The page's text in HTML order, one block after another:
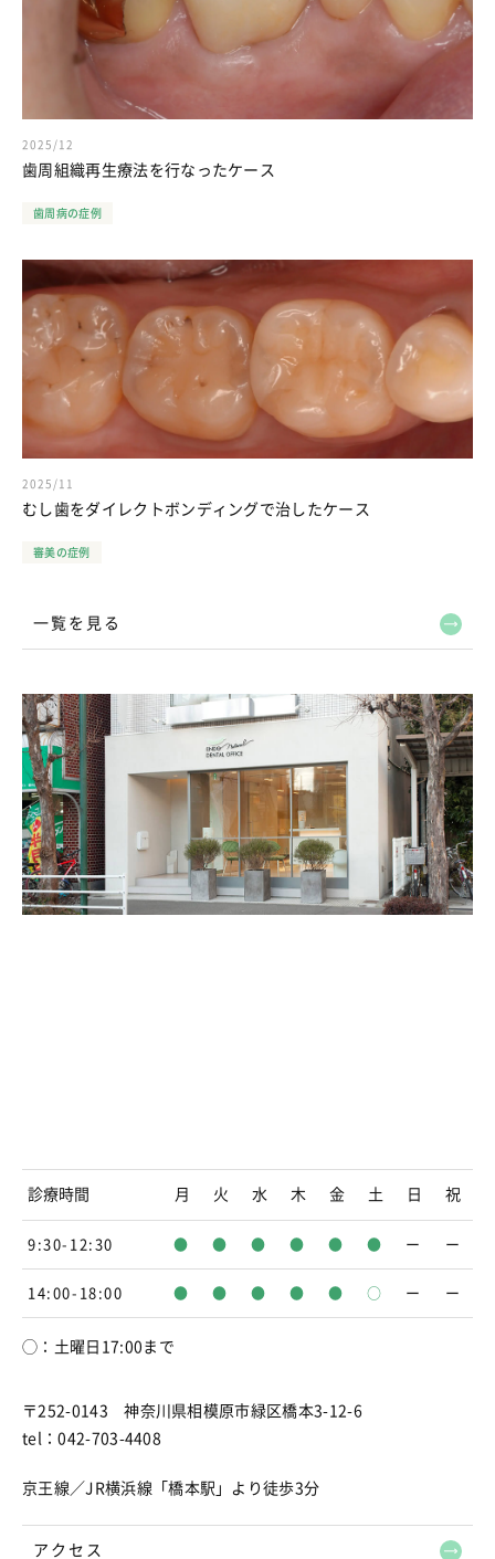
2025/12
歯周組織再生療法を行なったケース
歯周病の症例
2025/11
むし歯をダイレクトボンディングで治したケース
審美の症例
一覧を見る
診療時間 月 火 水 木 金 土 日 祝
9:30-12:30 ● ● ● ● ● ● ー ー
14:00-18:00 ● ● ● ● ● ○ ー ー
◯：土曜日17:00まで
〒252-0143 神奈川県相模原市緑区橋本3-12-6
tel：042-703-4408
京王線／JR横浜線「橋本駅」より徒歩3分
アクセス